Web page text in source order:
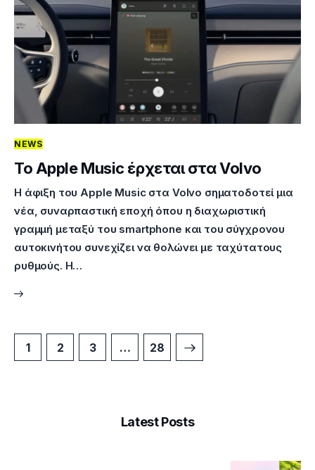
NEWS
Το Apple Music έρχεται στα Volvo
Η άφιξη του Apple Music στα Volvo σηματοδοτεί μια
νέα, συναρπαστική εποχή όπου η διαχωριστική
γραμμή μεταξύ του smartphone και του σύγχρονου
αυτοκινήτου συνεχίζει να θολώνει με ταχύτατους
ρυθμούς. Η…
1 2 3 … 28
>
Latest Posts